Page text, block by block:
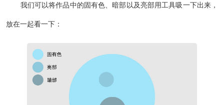
我们可以将作品中的固有色、暗部以及亮部用工具吸一下出来，
放在一起看一下：